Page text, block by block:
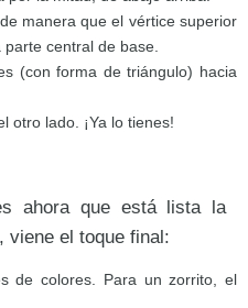
manera que el vértice superior
central de base.
(con forma de triángulo) hacia
otro lado. ¡Ya lo tienes!
ahora que está lista la
viene el toque final:
de colores. Para un zorrito, el